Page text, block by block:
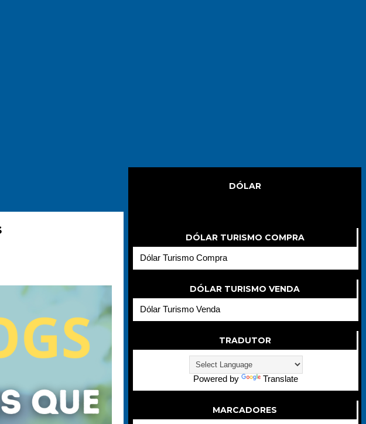
DÓLAR
DÓLAR TURISMO COMPRA
Dólar Turismo Compra
DÓLAR TURISMO VENDA
Dólar Turismo Venda
TRADUTOR
Powered by Translate
MARCADORES